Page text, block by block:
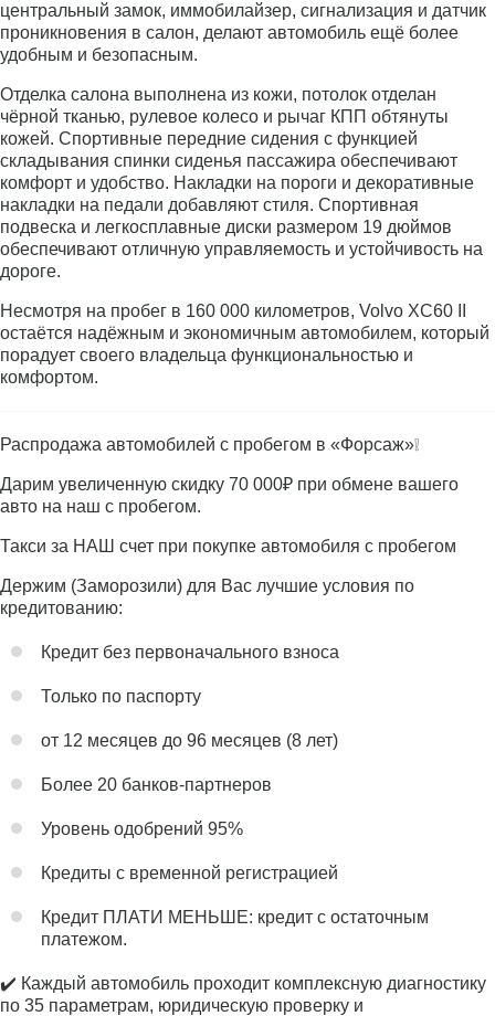
центральный замок, иммобилайзер, сигнализация и датчик
проникновения в салон, делают автомобиль ещё более
удобным и безопасным.
Отделка салона выполнена из кожи, потолок отделан
чёрной тканью, рулевое колесо и рычаг КПП обтянуты
кожей. Спортивные передние сидения с функцией
складывания спинки сиденья пассажира обеспечивают
комфорт и удобство. Накладки на пороги и декоративные
накладки на педали добавляют стиля. Спортивная
подвеска и легкосплавные диски размером 19 дюймов
обеспечивают отличную управляемость и устойчивость на
дороге.
Несмотря на пробег в 160 000 километров, Volvo XC60 II
остаётся надёжным и экономичным автомобилем, который
порадует своего владельца функциональностью и
комфортом.
Распродажа автомобилей с пробегом в «Форсаж»❕
Дарим увеличенную скидку 70 000₽ при обмене вашего
авто на наш с пробегом.
Такси за НАШ счет при покупке автомобиля с пробегом
Держим (Заморозили) для Вас лучшие условия по
кредитованию:
Кредит без первоначального взноса
Только по паспорту
от 12 месяцев до 96 месяцев (8 лет)
Более 20 банков-партнеров
Уровень одобрений 95%
Кредиты с временной регистрацией
Кредит ПЛАТИ МЕНЬШЕ: кредит с остаточным
платежом.
✔️ Каждый автомобиль проходит комплексную диагностику
по 35 параметрам, юридическую проверку и